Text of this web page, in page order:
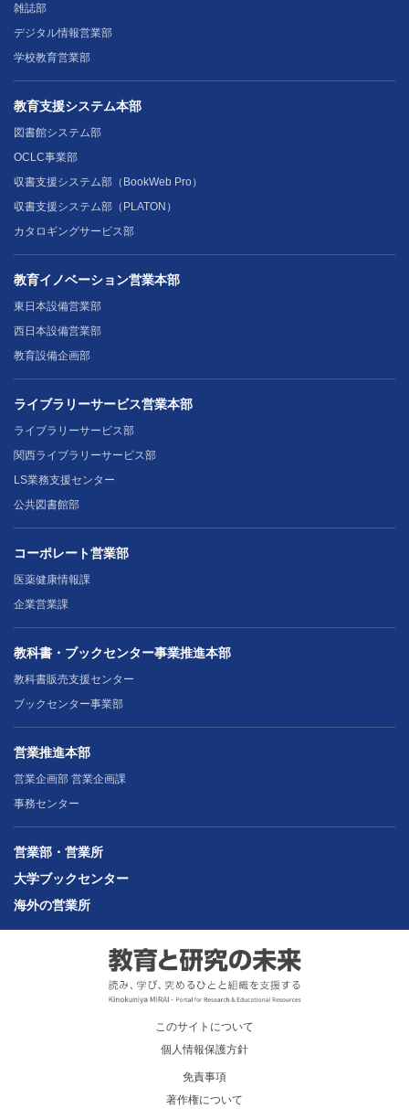
雑誌部
デジタル情報営業部
学校教育営業部
教育支援システム本部
図書館システム部
OCLC事業部
収書支援システム部（BookWeb Pro）
収書支援システム部（PLATON）
カタロギングサービス部
教育イノベーション営業本部
東日本設備営業部
西日本設備営業部
教育設備企画部
ライブラリーサービス営業本部
ライブラリーサービス部
関西ライブラリーサービス部
LS業務支援センター
公共図書館部
コーポレート営業部
医薬健康情報課
企業営業課
教科書・ブックセンター事業推進本部
教科書販売支援センター
ブックセンター事業部
営業推進本部
営業企画部 営業企画課
事務センター
営業部・営業所
大学ブックセンター
海外の営業所
このサイトについて
個人情報保護方針
免責事項
著作権について